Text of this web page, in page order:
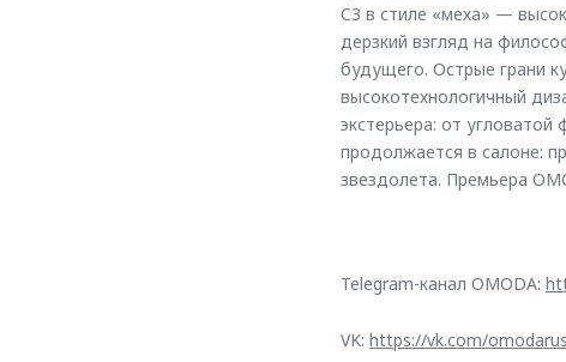
C3 в стиле «меха» —
дерзкий взгляд на
будущего. Острые грани
высокотехнологичный
экстерьера: от
продолжается в салоне:
звездолета. Премьера
Telegram-канал OMODA:
VK: https://vk.com/